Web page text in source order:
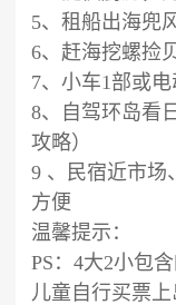
5、租船出海兜
6、赶海挖螺捡
7、小车1部或电
8、自驾环岛看
攻略）
9 、民宿近市场
方便
温馨提示：
PS：4大2小包
儿童自行买票上